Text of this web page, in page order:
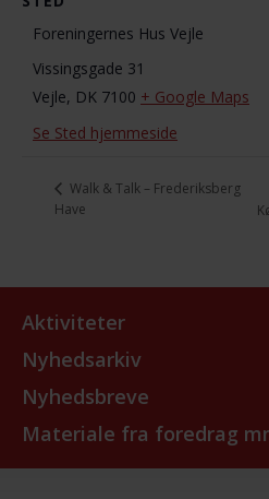
Foreningernes Hus Vejle
Vissingsgade 31
Vejle, DK 7100 + Google Maps
Se Sted hjemmeside
Walk & Talk – Frederiksberg
Have
Aktiviteter
Nyhedsarkiv
Nyhedsbreve
Materiale fra foredrag